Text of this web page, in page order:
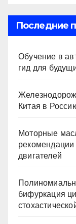
Последние
Обучение в
гид для
Китая в
Моторные
двигателей
бифуркация